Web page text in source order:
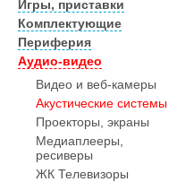
Игры, приставки
Комплектующие
Периферия
Аудио-видео
Видео и веб-камеры
Акустические системы
Проекторы, экраны
Медиаплееры,
ресиверы
ЖК Телевизоры